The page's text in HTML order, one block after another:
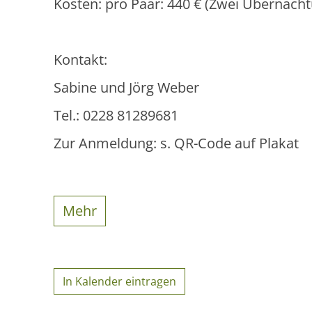
Kosten: pro Paar: 440 € (Zwei
Kontakt:
Sabine und Jörg Weber
Tel.: 0228 81289681
Zur Anmeldung: s. QR-Code auf Plakat
Mehr
In Kalender eintragen